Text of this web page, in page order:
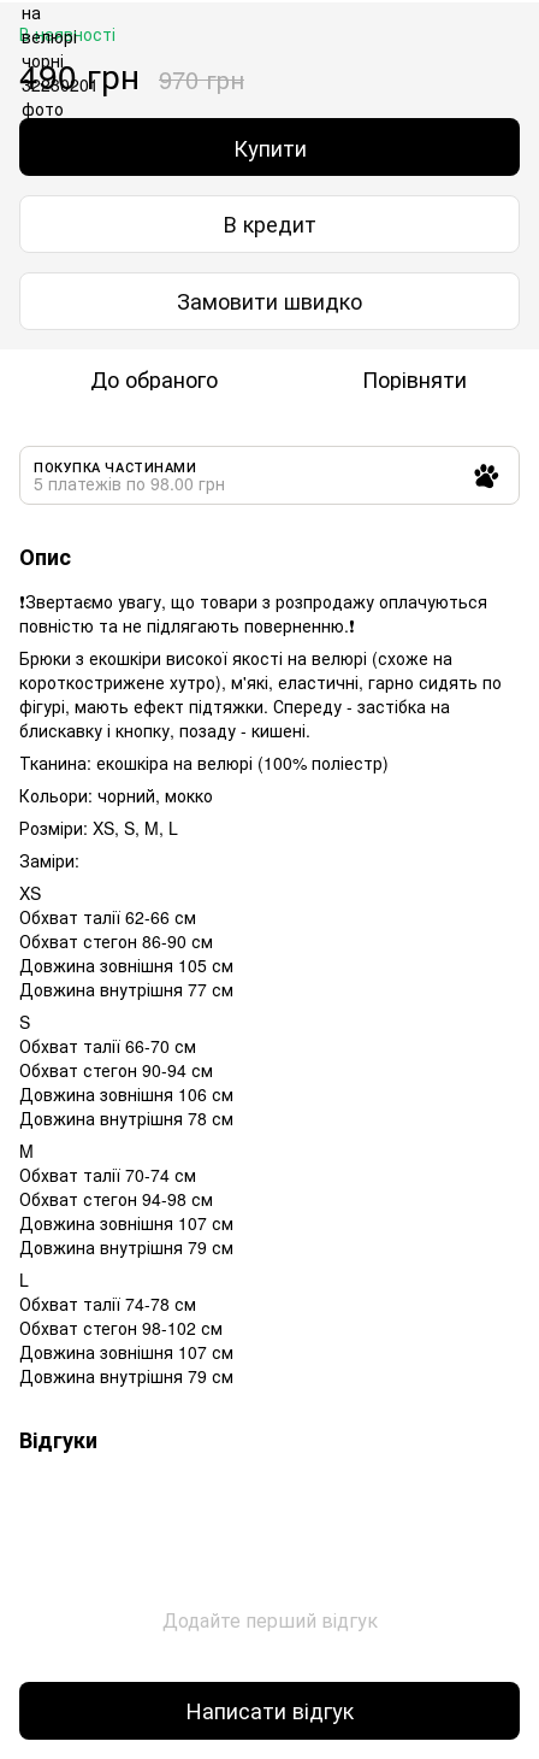
В наявності
490 грн 970 грн
Купити
В кредит
Замовити швидко
До обраного Порівняти
ПОКУПКА ЧАСТИНАМИ
5 платежів по 98.00 грн
Опис
❗️Звертаємо увагу, що товари з розпродажу оплачуються
повністю та не підлягають поверненню.❗️
Брюки з екошкіри високої якості на велюрі (схоже на
короткострижене хутро), м'які, еластичні, гарно сидять по
фігурі, мають ефект підтяжки. Спереду - застібка на
блискавку і кнопку, позаду - кишені.
Тканина: екошкіра на велюрі (100% поліестр)
Кольори: чорний, мокко
Розміри: XS, S, M, L
Заміри:
XS
Обхват талії 62-66 см
Обхват стегон 86-90 см
Довжина зовнішня 105 см
Довжина внутрішня 77 см
S
Обхват талії 66-70 см
Обхват стегон 90-94 см
Довжина зовнішня 106 см
Довжина внутрішня 78 см
M
Обхват талії 70-74 см
Обхват стегон 94-98 см
Довжина зовнішня 107 см
Довжина внутрішня 79 см
L
Обхват талії 74-78 см
Обхват стегон 98-102 см
Довжина зовнішня 107 см
Довжина внутрішня 79 см
Відгуки
Додайте перший відгук
Написати відгук